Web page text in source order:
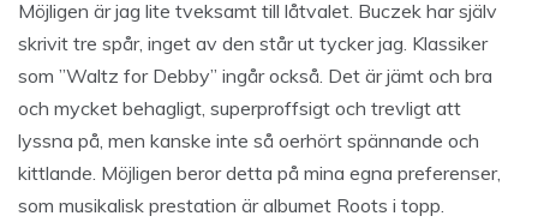
Möjligen är jag lite tveksamt till låtvalet. Buczek har själv
skrivit tre spår, inget av den står ut tycker jag. Klassiker
som ”Waltz for Debby” ingår också. Det är jämt och bra
och mycket behagligt, superproffsigt och trevligt att
lyssna på, men kanske inte så oerhört spännande och
kittlande. Möjligen beror detta på mina egna preferenser,
som musikalisk prestation är albumet Roots i topp.